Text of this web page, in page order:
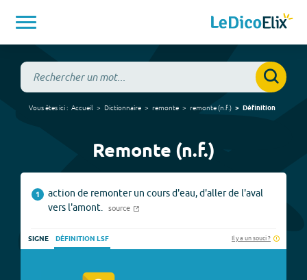
Vous êtes ici : Accueil Dictionnaire remonte remonte(n.f.) Définition
Remonte (n.f.)
1
action de remonter un cours d'eau, d'aller de l'aval
vers l'amont.
source
SIGNE DÉFINITION LSF Il y a un souci ?